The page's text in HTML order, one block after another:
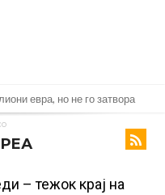
евра, но не го затвора
да ја отвори касата, дали
Германците?
планетата најдобро покажува
Сен Жермен
– тежок крај на